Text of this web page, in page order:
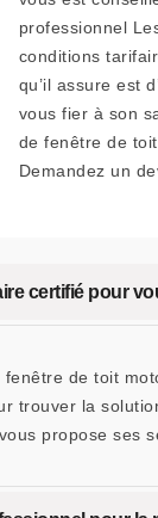
professionnel
conditions
qu’il assure est
vous fier à son
de fenêtre de
Demandez un
certifié pour
de toit
trouver la
propose ses